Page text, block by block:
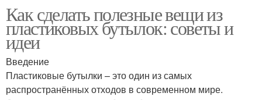
Как сделать полезные вещи из
пластиковых бутылок: советы и
идеи
Введение
Пластиковые бутылки – это один из самых
распространённых отходов в современном мире.